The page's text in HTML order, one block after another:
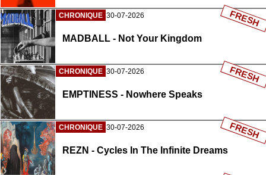
CHRONIQUE 30-07-2026
MADBALL - Not Your Kingdom
FRESH
CHRONIQUE 30-07-2026
EMPTINESS - Nowhere Speaks
FRESH
CHRONIQUE 30-07-2026
REZN - Cycles In The Infinite Dreams
FRESH